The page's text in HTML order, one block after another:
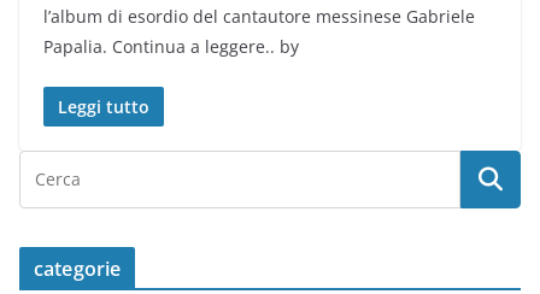
l’album di esordio del cantautore messinese Gabriele
Papalia. Continua a leggere.. by
Leggi tutto
categorie